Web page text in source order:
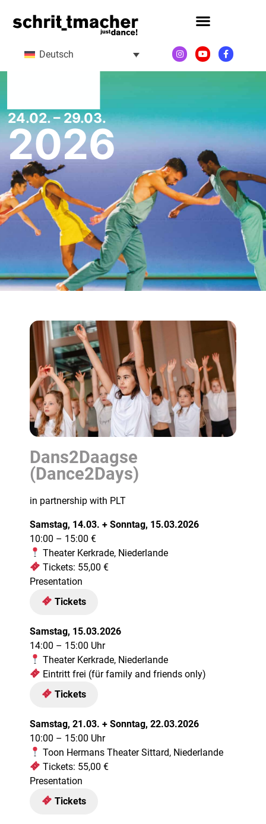
Deutsch
24.02. – 29.03.
2026
Dans2Daagse
(Dance2Days)
in partnership with PLT
Samstag, 14.03. + Sonntag, 15.03.2026
10:00 – 15:00 €
Theater Kerkrade, Niederlande
Tickets: 55,00 €
Presentation
Tickets
Samstag, 15.03.2026
14:00 – 15:00 Uhr
Theater Kerkrade, Niederlande
Eintritt frei (für family and friends only)
Tickets
Samstag, 21.03. + Sonntag, 22.03.2026
10:00 – 15:00 Uhr
Toon Hermans Theater Sittard, Niederlande
Tickets: 55,00 €
Presentation
Tickets